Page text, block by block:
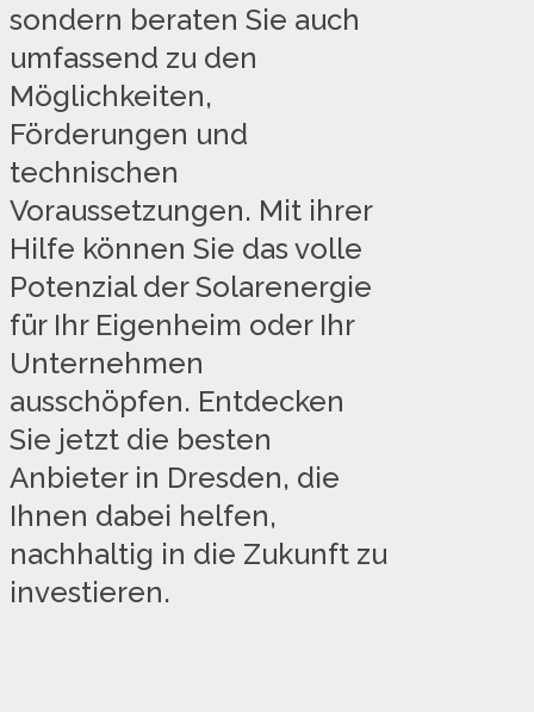
sondern beraten Sie auch
umfassend zu den
Möglichkeiten,
Förderungen und
technischen
Voraussetzungen. Mit ihrer
Hilfe können Sie das volle
Potenzial der Solarenergie
für Ihr Eigenheim oder Ihr
Unternehmen
ausschöpfen. Entdecken
Sie jetzt die besten
Anbieter in Dresden, die
Ihnen dabei helfen,
nachhaltig in die Zukunft zu
investieren.